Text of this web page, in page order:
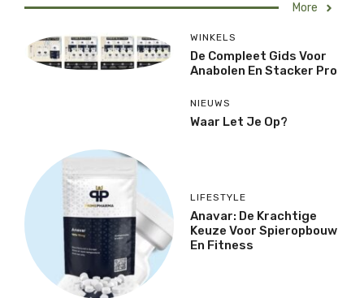
More
WINKELS
De Compleet Gids Voor
Anabolen En Stacker Pro
NIEUWS
Waar Let Je Op?
LIFESTYLE
Anavar: De Krachtige
Keuze Voor Spieropbouw
En Fitness